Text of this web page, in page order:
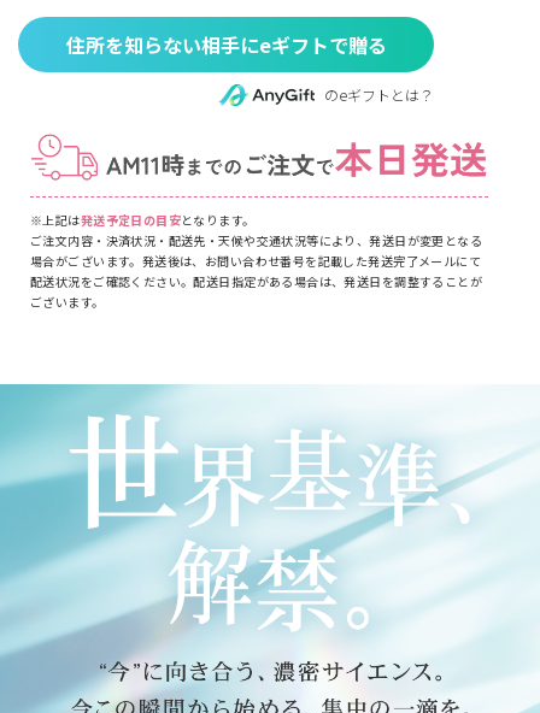
住所を知らない相手にeギフトで贈る
のeギフトとは？
※上記は発送予定日の目安となります。
ご注文内容・決済状況・配送先・天候や交通状況等により、発送日が変更となる
場合がございます。発送後は、お問い合わせ番号を記載した発送完了メールにて
配送状況をご確認ください。配送日指定がある場合は、発送日を調整することが
ございます。